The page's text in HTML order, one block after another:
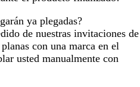
ya plegadas?
de nuestras invitaciones de
con una marca en el
usted manualmente con